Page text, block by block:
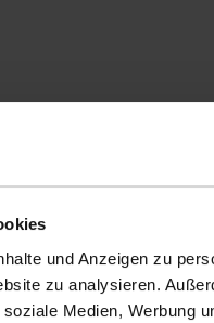
und Anzeigen zu
zu analysieren.
Medien, Werbung